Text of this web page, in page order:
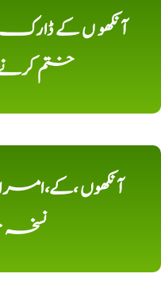
آنکھو ں کے
ختم کرنے
آنکھوں